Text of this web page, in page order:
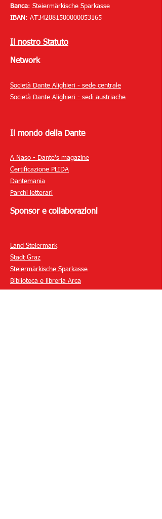
Banca: Steiermärkische Sparkasse
IBAN : AT342081500000053165
Il nostro Statuto
Network
Società Dante Alighieri - sede centrale
Società Dante Alighieri - sedi austriache
Il mondo della Dante
A Naso - Dante's magazine
Certificazione PLIDA
Dantemania
Parchi letterari
Sponsor e collaborazioni
Land Steiermark
Stadt Graz
Steiermärkische Sparkasse
Biblioteca e libreria Arca